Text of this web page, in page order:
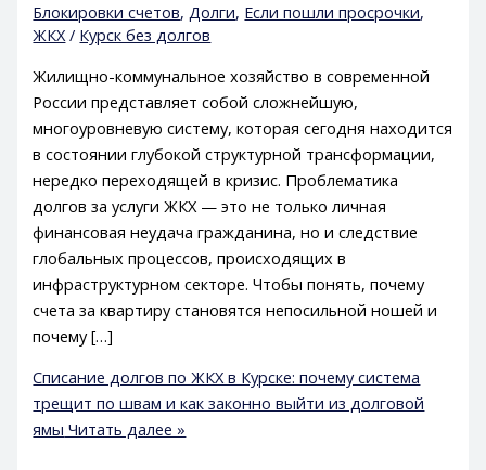
Блокировки счетов,Долги, Если пошли просрочки,
ЖКХ/ Курск без долгов
Жилищно-коммунальное хозяйство в современной
России представляет собой сложнейшую,
многоуровневую систему, которая сегодня находится
в состоянии глубокой структурной трансформации,
нередко переходящей в кризис. Проблематика
долгов за услуги ЖКХ — это не только личная
финансовая неудача гражданина, но и следствие
глобальных процессов, происходящих в
инфраструктурном секторе. Чтобы понять, почему
счета за квартиру становятся непосильной ношей и
почему […]
Списание долгов по ЖКХ в Курске: почему система
трещит по швам и как законно выйти из долговой
ямы Читать далее »